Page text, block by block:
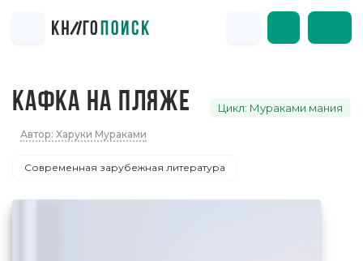
КАФКА НА ПЛЯЖЕ Цикл: Мураками мания
Автор: Харуки Мураками
Современная зарубежная литература